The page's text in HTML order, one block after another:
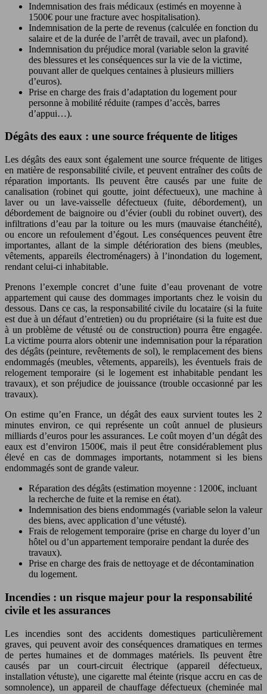
Indemnisation des frais médicaux (estimés en moyenne à
1500€ pour une fracture avec hospitalisation).
Indemnisation de la perte de revenus (calculée en fonction du
salaire et de la durée de l’arrêt de travail, avec un plafond).
Indemnisation du préjudice moral (variable selon la gravité
des blessures et les conséquences sur la vie de la victime,
pouvant aller de quelques centaines à plusieurs milliers
d’euros).
Prise en charge des frais d’adaptation du logement pour
personne à mobilité réduite (rampes d’accès, barres
d’appui…).
Dégâts des eaux : une source fréquente de litiges
Les dégâts des eaux sont également une source fréquente de litiges
en matière de responsabilité civile, et peuvent entraîner des coûts de
réparation importants. Ils peuvent être causés par une fuite de
canalisation (robinet qui goutte, joint défectueux), une machine à
laver ou un lave-vaisselle défectueux (fuite, débordement), un
débordement de baignoire ou d’évier (oubli du robinet ouvert), des
infiltrations d’eau par la toiture ou les murs (mauvaise étanchéité),
ou encore un refoulement d’égout. Les conséquences peuvent être
importantes, allant de la simple détérioration des biens (meubles,
vêtements, appareils électroménagers) à l’inondation du logement,
rendant celui-ci inhabitable.
Prenons l’exemple concret d’une fuite d’eau provenant de votre
appartement qui cause des dommages importants chez le voisin du
dessous. Dans ce cas, la responsabilité civile du locataire (si la fuite
est due à un défaut d’entretien) ou du propriétaire (si la fuite est due
à un problème de vétusté ou de construction) pourra être engagée.
La victime pourra alors obtenir une indemnisation pour la réparation
des dégâts (peinture, revêtements de sol), le remplacement des biens
endommagés (meubles, vêtements, appareils), les éventuels frais de
relogement temporaire (si le logement est inhabitable pendant les
travaux), et son préjudice de jouissance (trouble occasionné par les
travaux).
On estime qu’en France, un dégât des eaux survient toutes les 2
minutes environ, ce qui représente un coût annuel de plusieurs
milliards d’euros pour les assurances. Le coût moyen d’un dégât des
eaux est d’environ 1500€, mais il peut être considérablement plus
élevé en cas de dommages importants, notamment si les biens
endommagés sont de grande valeur.
Réparation des dégâts (estimation moyenne : 1200€, incluant
la recherche de fuite et la remise en état).
Indemnisation des biens endommagés (variable selon la valeur
des biens, avec application d’une vétusté).
Frais de relogement temporaire (prise en charge du loyer d’un
hôtel ou d’un appartement temporaire pendant la durée des
travaux).
Prise en charge des frais de nettoyage et de décontamination
du logement.
Incendies : un risque majeur pour la responsabilité
civile et les assurances
Les incendies sont des accidents domestiques particulièrement
graves, qui peuvent avoir des conséquences dramatiques en termes
de pertes humaines et de dommages matériels. Ils peuvent être
causés par un court-circuit électrique (appareil défectueux,
installation vétuste), une cigarette mal éteinte (risque accru en cas de
somnolence), un appareil de chauffage défectueux (cheminée mal